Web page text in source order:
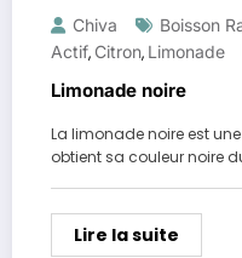
Chiva Boisson
Actif, Citron, Limonade
Limonade noire
La limonade noire est
obtient sa couleur noire
Lire la suite